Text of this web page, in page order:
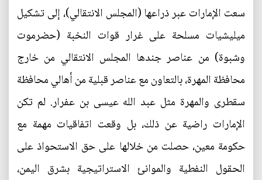
سعت الإمارات عبر ذراعها (المجلس الانتقالي)، إلى تشكيل
ميليشيات مسلحة على غرار قوات النخبة (حضرموت
وشبوة) من عناصر جندها المجلس الانتقالي من خارج
محافظة المهرة، بالتعاون مع عناصر قبلية من أهالي محافظة
سقطرى والمهرة مثل عبد الله عيسى بن عفرار. لم تكن
الإمارات راضية عن ذلك، بل وقعت اتفاقيات مهمة مع
حكومة معين، حصلت من خلالها على حق الاستحواذ على
الحقول النفطية والموانئ الاستراتيجية بشرق اليمن،